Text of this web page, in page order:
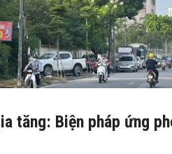
tăng: Biện pháp ứng